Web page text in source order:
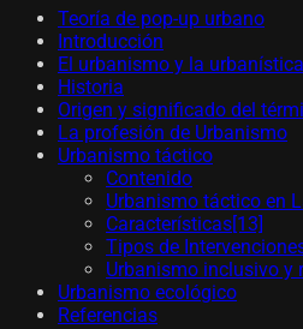
Teoría de pop-up urbano
Introducción
El urbanismo y la urbanística
Historia
Origen y significado del
La profesión de Urbanismo
Urbanismo táctico
Contenido
Urbanismo táctico en
Características[13]​
Tipos de
Urbanismo inclusivo y
Urbanismo ecológico
Referencias